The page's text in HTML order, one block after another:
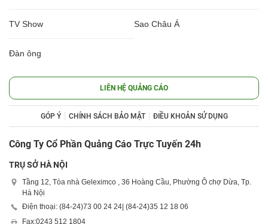
TV Show Sao Châu Á
Đàn ông
LIÊN HỆ QUẢNG CÁO
GÓP Ý CHÍNH SÁCH BẢO MẬT ĐIỀU KHOẢN SỬ DỤNG
Công Ty Cổ Phần Quảng Cáo Trực Tuyến 24h
TRỤ SỞ HÀ NỘI
Tầng 12, Tòa nhà Geleximco , 36 Hoàng Cầu, Phường Ô chợ Dừa, Tp.
Hà Nội
Điện thoại: (84-24)73 00 24 24| (84-24)35 12 18 06
Fax:0243 512 1804